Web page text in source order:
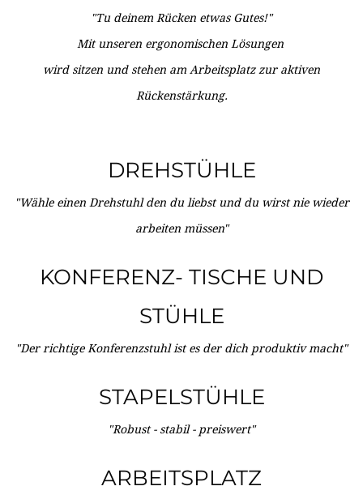
"Tu deinem Rücken etwas Gutes!"
Mit unseren ergonomischen Lösungen
wird sitzen und stehen am Arbeitsplatz zur aktiven
Rückenstärkung.
DREHSTÜHLE
"Wähle einen Drehstuhl den du liebst und du wirst nie wieder
arbeiten müssen"
KONFERENZ- TISCHE UND
STÜHLE
"Der richtige Konferenzstuhl ist es der dich produktiv macht"
STAPELSTÜHLE
"Robust - stabil - preiswert"
ARBEITSPLATZ